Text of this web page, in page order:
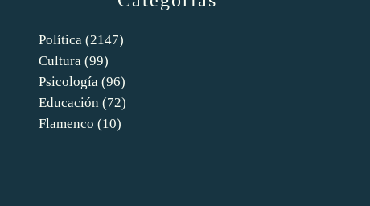
Política (2147)
Cultura (99)
Psicología (96)
Educación (72)
Flamenco (10)